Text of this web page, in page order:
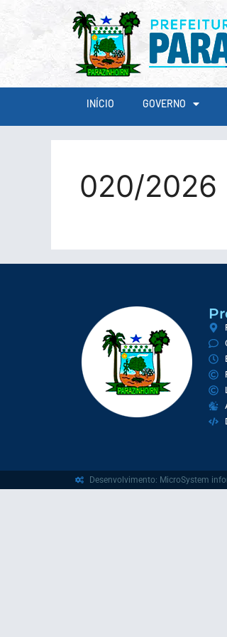
INÍCIO GOVERNO
020/2026
Desenvolvimento: MicroSystem